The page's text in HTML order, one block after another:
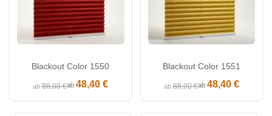
Blackout Color 1550
ab88,00 €ab48,40 €
Blackout Color 1551
ab88,00 €ab 48,40 €